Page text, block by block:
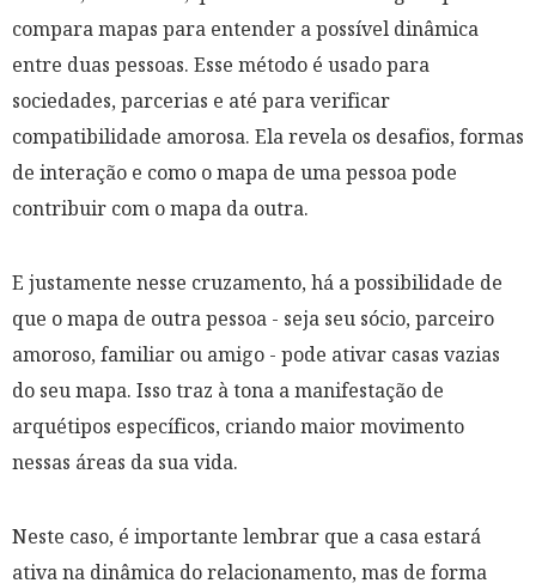
compara mapas para entender a possível dinâmica
entre duas pessoas. Esse método é usado para
sociedades, parcerias e até para verificar
compatibilidade amorosa. Ela revela os desafios, formas
de interação e como o mapa de uma pessoa pode
contribuir com o mapa da outra.
E justamente nesse cruzamento, há a possibilidade de
que o mapa de outra pessoa - seja seu sócio, parceiro
amoroso, familiar ou amigo - pode ativar casas vazias
do seu mapa. Isso traz à tona a manifestação de
arquétipos específicos, criando maior movimento
nessas áreas da sua vida.
Neste caso, é importante lembrar que a casa estará
ativa na dinâmica do relacionamento, mas de forma